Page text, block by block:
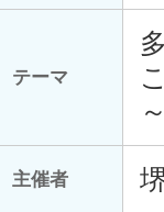
テーマ
主催者